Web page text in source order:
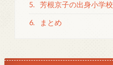
5. 芳根京子の出身小学校
6. まとめ